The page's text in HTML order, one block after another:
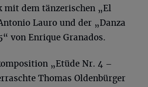
mit dem tänzerischen „El
Lauro und der „Danza
von Enrique Granados.
„Etüde Nr. 4 –
Thomas Oldenbürger